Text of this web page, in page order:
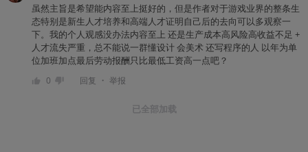
虽然主旨是希望能内容至上挺好的，但是作者对于游戏业界的整条生
态特别是新生人才培养和高端人才证明自己后的去向可以多观察一
下。我的个人观感没办法内容至上 还是生产成本高风险高收益不足 +
人才流失严重，总不能说一群懂设计 会美术 还写程序的人 以年为单
位加班加点最后劳动报酬只比最低工资高一点吧？
0 回复 ・ 举报
已全部加载